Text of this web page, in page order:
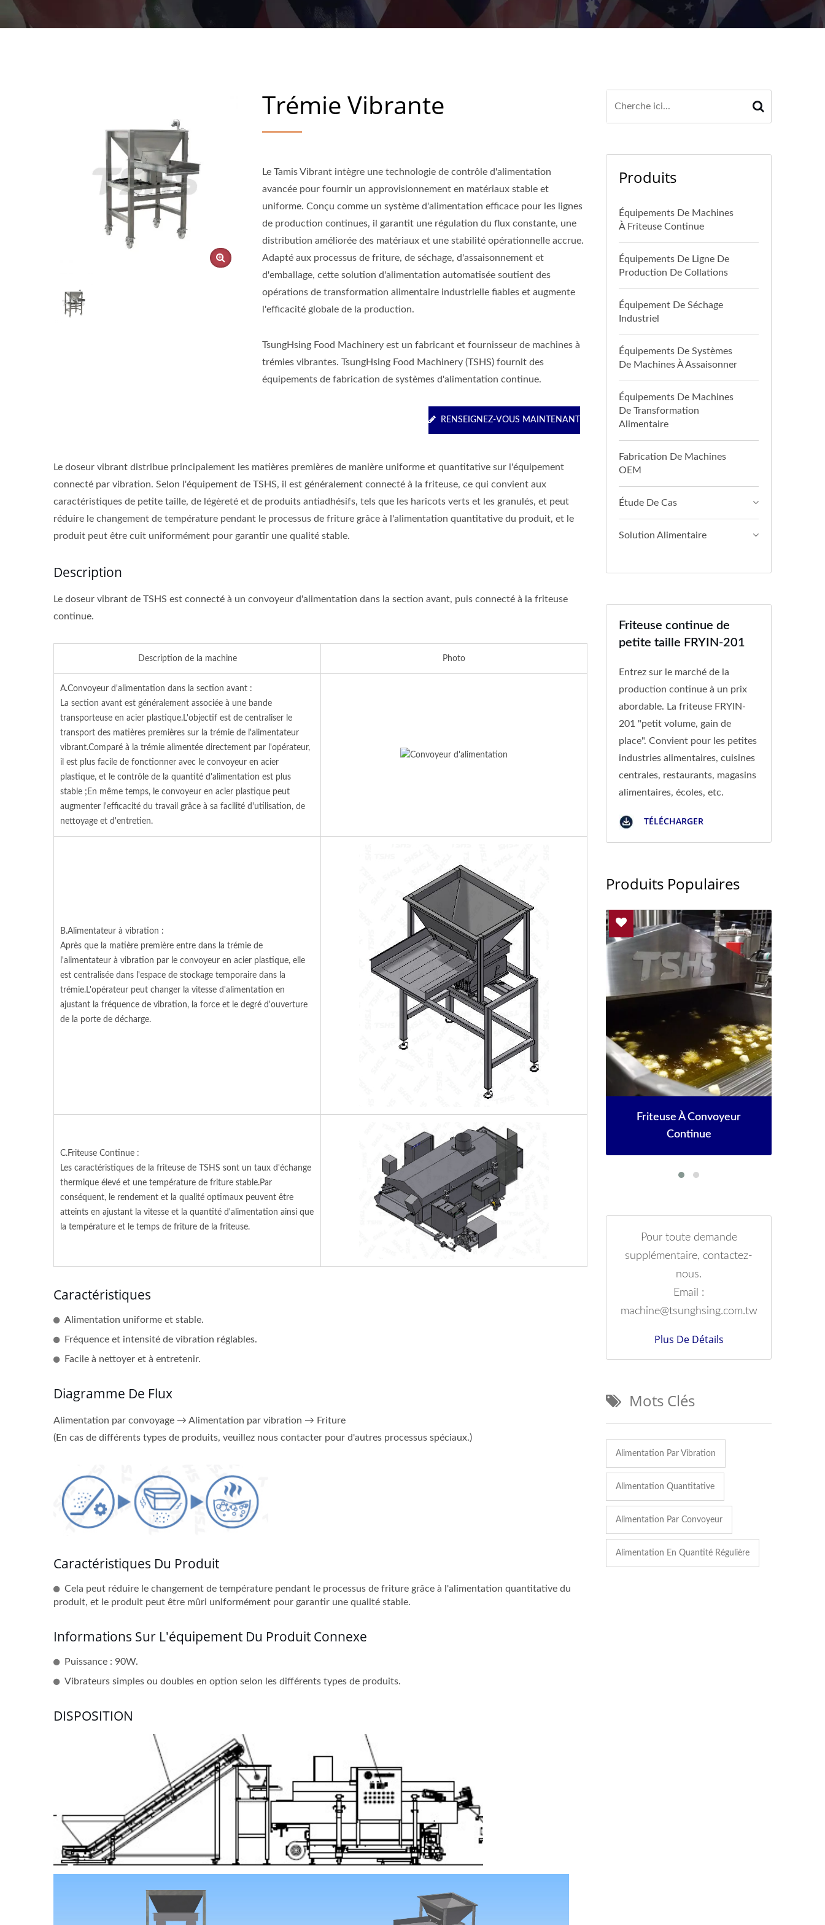
alimentaires. Nous avons un système de chauffage breveté exclusif. Fournit plus de 500 productions de friture dans le monde entier. Offre également un séchoir
industriel à micro-ondes sur mesure.
Trémie Vibrante
Le Tamis Vibrant intègre une technologie de contrôle d'alimentation
avancée pour fournir un approvisionnement en matériaux stable et
uniforme. Conçu comme un système d'alimentation efficace pour les lignes
de production continues, il garantit une régulation du flux constante, une
distribution améliorée des matériaux et une stabilité opérationnelle accrue.
Adapté aux processus de friture, de séchage, d'assaisonnement et
d'emballage, cette solution d'alimentation automatisée soutient des
opérations de transformation alimentaire industrielle fiables et augmente
l'efficacité globale de la production.
TsungHsing Food Machinery est un fabricant et fournisseur de machines à
trémies vibrantes. TsungHsing Food Machinery (TSHS) fournit des
équipements de fabrication de systèmes d'alimentation continue.
RENSEIGNEZ-VOUS MAINTENANT
Le doseur vibrant distribue principalement les matières premières de manière uniforme et quantitative sur l'équipement
connecté par vibration. Selon l'équipement de TSHS, il est généralement connecté à la friteuse, ce qui convient aux
caractéristiques de petite taille, de légèreté et de produits antiadhésifs, tels que les haricots verts et les granulés, et peut
réduire le changement de température pendant le processus de friture grâce à l'alimentation quantitative du produit, et le
produit peut être cuit uniformément pour garantir une qualité stable.
Description
Le doseur vibrant de TSHS est connecté à un convoyeur d'alimentation dans la section avant, puis connecté à la friteuse
continue.
Description de la machine Photo
A.Convoyeur d'alimentation dans la section avant :
La section avant est généralement associée à une bande
transporteuse en acier plastique.L'objectif est de centraliser le
transport des matières premières sur la trémie de l'alimentateur
vibrant.Comparé à la trémie alimentée directement par l'opérateur,
il est plus facile de fonctionner avec le convoyeur en acier
plastique, et le contrôle de la quantité d'alimentation est plus
stable ;En même temps, le convoyeur en acier plastique peut
augmenter l'efficacité du travail grâce à sa facilité d'utilisation, de
nettoyage et d'entretien.
B.Alimentateur à vibration :
Après que la matière première entre dans la trémie de
l'alimentateur à vibration par le convoyeur en acier plastique, elle
est centralisée dans l'espace de stockage temporaire dans la
trémie.L'opérateur peut changer la vitesse d'alimentation en
ajustant la fréquence de vibration, la force et le degré d'ouverture
de la porte de décharge.
C.Friteuse Continue :
Les caractéristiques de la friteuse de TSHS sont un taux d'échange
thermique élevé et une température de friture stable.Par
conséquent, le rendement et la qualité optimaux peuvent être
atteints en ajustant la vitesse et la quantité d'alimentation ainsi que
la température et le temps de friture de la friteuse.
Caractéristiques
Alimentation uniforme et stable.
Fréquence et intensité de vibration réglables.
Facile à nettoyer et à entretenir.
Diagramme De Flux
Alimentation par convoyage → Alimentation par vibration → Friture
(En cas de différents types de produits, veuillez nous contacter pour d'autres processus spéciaux.)
Caractéristiques Du Produit
Cela peut réduire le changement de température pendant le processus de friture grâce à l'alimentation quantitative du
produit, et le produit peut être mûri uniformément pour garantir une qualité stable.
Informations Sur L'équipement Du Produit Connexe
Puissance : 90W.
Vibrateurs simples ou doubles en option selon les différents types de produits.
DISPOSITION
Produits
Équipements De Machines
À Friteuse Continue
Équipements De Ligne De
Production De Collations
Équipement De Séchage
Industriel
Équipements De Systèmes
De Machines À Assaisonner
Équipements De Machines
De Transformation
Alimentaire
Fabrication De Machines
OEM
Étude De Cas
Solution Alimentaire
Friteuse continue de
petite taille FRYIN-201
Entrez sur le marché de la
production continue à un prix
abordable. La friteuse FRYIN-
201 "petit volume, gain de
place". Convient pour les petites
industries alimentaires, cuisines
centrales, restaurants, magasins
alimentaires, écoles, etc.
TÉLÉCHARGER
Produits Populaires
Friteuse À Convoyeur
Sèche-Linge Industriel
Friteuse À Convoyeur
Continue
Sèche-Linge Industriel
Personnalisé
Pour toute demande
supplémentaire, contactez-
nous.
Email :
machine@tsunghsing.com.tw
Plus De Détails
Mots Clés
Alimentation Par Vibration
Alimentation Quantitative
Alimentation Par Convoyeur
Alimentation En Quantité Régulière